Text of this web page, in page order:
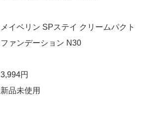
メイベリン SPステイ クリームパクト
ファンデーション N30
3,994円
新品未使用